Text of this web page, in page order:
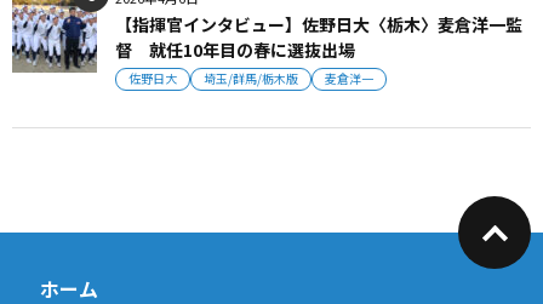
【指揮官インタビュー】佐野日大〈栃木〉麦倉洋一監
督 就任10年目の春に選抜出場
佐野日大 埼玉/群馬/栃木版 麦倉洋一
ホーム